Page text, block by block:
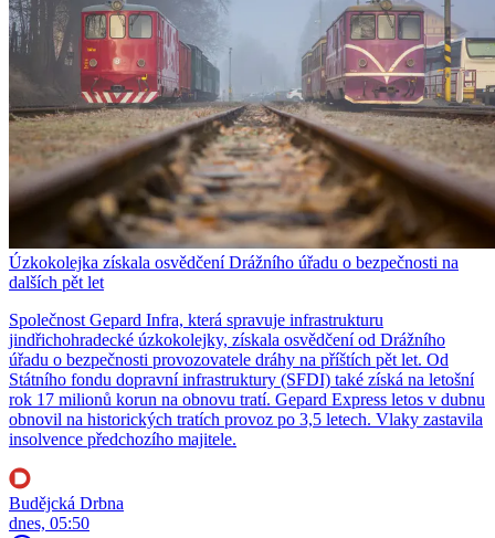
Úzkokolejka získala osvědčení Drážního úřadu o bezpečnosti na
dalších pět let
Společnost Gepard Infra, která spravuje infrastrukturu
jindřichohradecké úzkokolejky, získala osvědčení od Drážního
úřadu o bezpečnosti provozovatele dráhy na příštích pět let. Od
Státního fondu dopravní infrastruktury (SFDI) také získá na letošní
rok 17 milionů korun na obnovu tratí. Gepard Express letos v dubnu
obnovil na historických tratích provoz po 3,5 letech. Vlaky zastavila
insolvence předchozího majitele.
Budějcká Drbna
dnes, 05:50